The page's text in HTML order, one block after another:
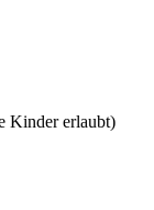
Kinder erlaubt)